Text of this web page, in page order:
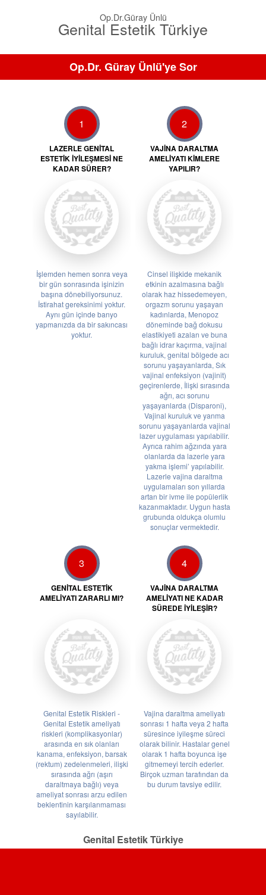
Op.Dr.Güray Ünlü
Genital Estetik Türkiye
Op.Dr. Güray Ünlü'ye Sor
1
LAZERLE GENITAL
ESTETIK İYILEŞMESI NE
KADAR SÜRER?
İşlemden hemen sonra veya
bir gün sonrasında işinizin
başına dönebiliyorsunuz.
İstirahat gereksinimi yoktur.
Aynı gün içinde banyo
yapmanızda da bir sakıncası
yoktur.
2
VAJINA DARALTMA
AMELIYATI KIMLERE
YAPILIR?
Cinsel ilişkide mekanik
etkinin azalmasına bağlı
olarak haz hissedemeyen,
orgazm sorunu yaşayan
kadınlarda, Menopoz
döneminde bağ dokusu
elastikiyeti azalan ve buna
bağlı idrar kaçırma, vajinal
kuruluk, genital bölgede acı
sorunu yaşayanlarda, Sık
vajinal enfeksiyon (vajinit)
geçirenlerde, İlişki sırasında
ağrı, acı sorunu
yaşayanlarda (Disparoni),
Vajinal kuruluk ve yanma
sorunu yaşayanlarda vajinal
lazer uygulaması yapılabilir.
Ayrıca rahim ağzında yara
olanlarda da lazerle yara
yakma işlemi’ yapılabilir.
Lazerle vajina daraltma
uygulamaları son yıllarda
artan bir ivme ile popülerlik
kazanmaktadır. Uygun hasta
grubunda oldukça olumlu
sonuçlar vermektedir.
3
GENITAL ESTETIK
AMELIYATI ZARARLI MI?
Genital Estetik Riskleri -
Genital Estetik ameliyatı
riskleri (komplikasyonlar)
arasında en sık olanları
kanama, enfeksiyon, barsak
(rektum) zedelenmeleri, ilişki
sırasında ağrı (aşırı
daraltmaya bağlı) veya
ameliyat sonrası arzu edilen
beklentinin karşılanmaması
sayılabilir.
4
VAJINA DARALTMA
AMELIYATI NE KADAR
SÜREDE IYILEŞIR?
Vajina daraltma ameliyatı
sonrası 1 hafta veya 2 hafta
süresince iyileşme süreci
olarak bilinir. Hastalar genel
olarak 1 hafta boyunca işe
gitmemeyi tercih ederler.
Birçok uzman tarafından da
bu durum tavsiye edilir.
Genital Estetik Türkiye